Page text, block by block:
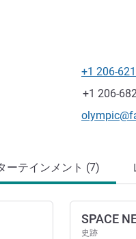
電話番号
+1 206-
ファックス
+1 206-
Eメール
ーテインメント (7)
SPACE
史跡